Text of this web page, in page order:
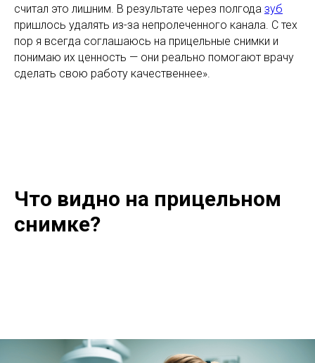
считал это лишним. В результате через полгода зуб
пришлось удалять из-за непролеченного канала. С тех
пор я всегда соглашаюсь на прицельные снимки и
понимаю их ценность — они реально помогают врачу
сделать свою работу качественнее».
Что видно на прицельном
снимке?